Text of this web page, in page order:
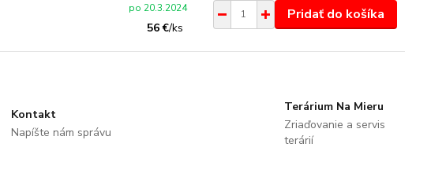
56 €/ks
po 20.3.2024 Pridať do košíka
Kontakt
Napíšte nám správu
Terárium Na Mieru
Zriaďovanie a servis
terárií